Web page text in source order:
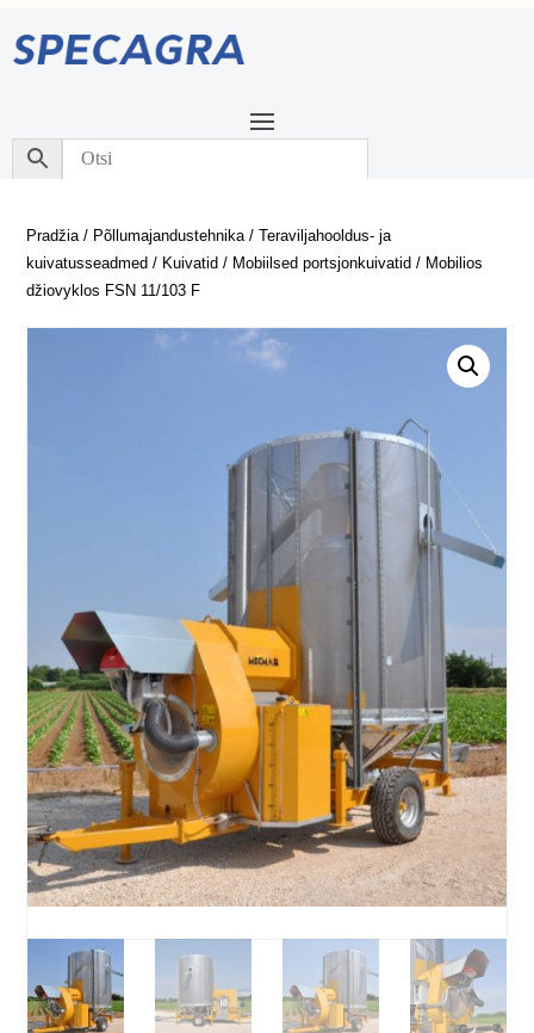
Pradžia/ Põllumajandustehnika/Teraviljahooldus- ja
kuivatusseadmed / Kuivatid / Mobiilsed portsjonkuivatid / Mobilios
džiovyklos FSN 11/103 F